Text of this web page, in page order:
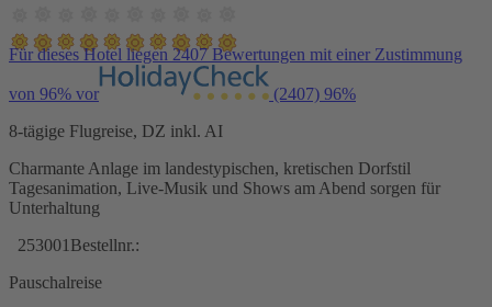
Für dieses Hotel liegen 2407 Bewertungen mit einer Zustimmung
von 96% vor (2407) 96%
8-tägige Flugreise, DZ inkl. AI
Charmante Anlage im landestypischen, kretischen Dorfstil
Tagesanimation, Live-Musik und Shows am Abend sorgen für
Unterhaltung
253001 Bestellnr.:
Pauschalreise